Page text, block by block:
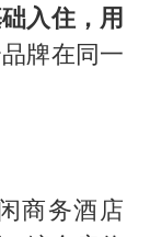
入住，用
牌在同一
商务酒店